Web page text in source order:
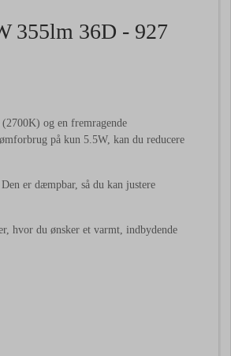
355lm 36D - 927
og en fremragende
på kun 5.5W, kan du reducere
er dæmpbar, så du kan justere
hvor du ønsker et varmt, indbydende